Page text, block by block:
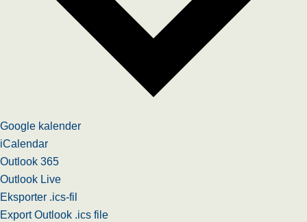
Google kalender
iCalendar
Outlook 365
Outlook Live
Eksporter .ics-fil
Export Outlook .ics file